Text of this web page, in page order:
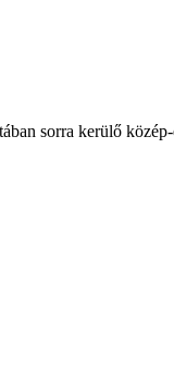
sorra kerülő